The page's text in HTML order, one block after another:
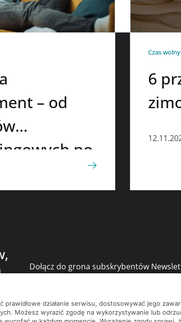
– od
po
Czas wolny
6
Dołącz do grona subskrybentów
działanie serwisu, dostosowywać jego
Możesz wyrazić zgodę na wykorzystywanie lub